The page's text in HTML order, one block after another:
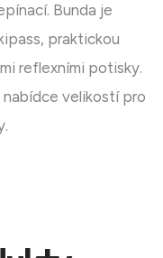
Bunda je
praktickou
reflexními potisky.
nabídce velikostí pro